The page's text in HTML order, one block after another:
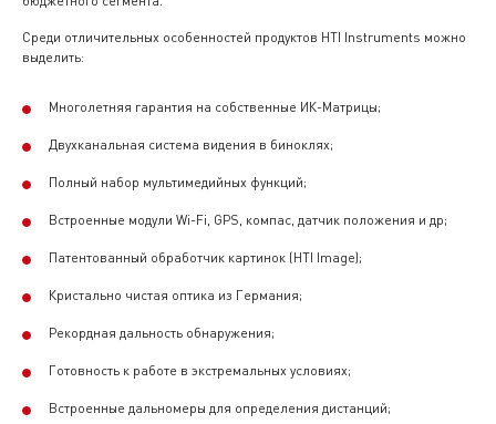
Среди отличительных особенностей продуктов HTI Instruments можно
выделить:
Многолетняя гарантия на собственные ИК-Матрицы;
Двухканальная система видения в биноклях;
Полный набор мультимедийных функций;
Встроенные модули Wi-Fi, GPS, компас, датчик положения и др;
Патентованный обработчик картинок (HTI Image);
Кристально чистая оптика из Германия;
Рекордная дальность обнаружения;
Готовность к работе в экстремальных условиях;
Встроенные дальномеры для определения дистанций;